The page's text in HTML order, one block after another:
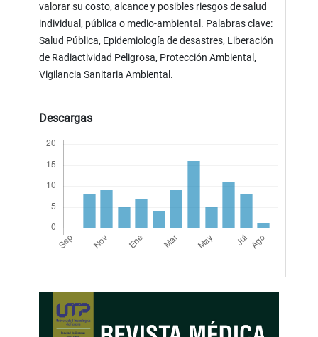
valorar su costo, alcance y posibles riesgos de salud
individual, pública o medio-ambiental. Palabras clave:
Salud Pública, Epidemiología de desastres, Liberación
de Radiactividad Peligrosa, Protección Ambiental,
Vigilancia Sanitaria Ambiental.
Descargas